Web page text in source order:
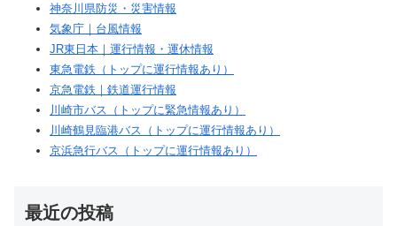
神奈川県防災・災害情報
気象庁｜台風情報
JR東日本｜運行情報・運休情報
東急電鉄（トップに運行情報あり）
京急電鉄｜鉄道運行情報
川崎市バス（トップに緊急情報あり）
川崎鶴見臨港バス（トップに運行情報あり）
京浜急行バス（トップに運行情報あり）
最近の投稿